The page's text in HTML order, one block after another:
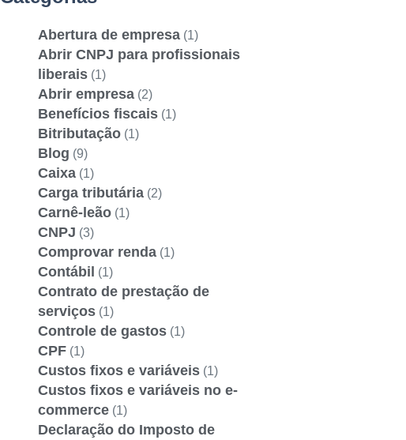
Abertura de empresa(1)
Abrir CNPJ para profissionais
liberais(1)
Abrir empresa(2)
Benefícios fiscais(1)
Bitributação(1)
Blog (9)
Caixa(1)
Carga tributária(2)
Carnê-leão(1)
CNPJ (3)
Comprovar renda(1)
Contábil (1)
Contrato de prestação de
serviços(1)
Controle de gastos(1)
CPF(1)
Custos fixos e variáveis(1)
Custos fixos e variáveis no e-
commerce(1)
Declaração do Imposto de